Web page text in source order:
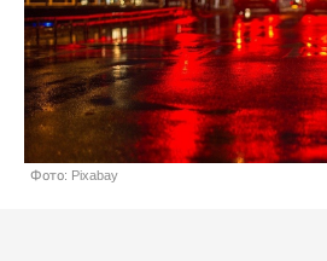
Фото: Pixabay